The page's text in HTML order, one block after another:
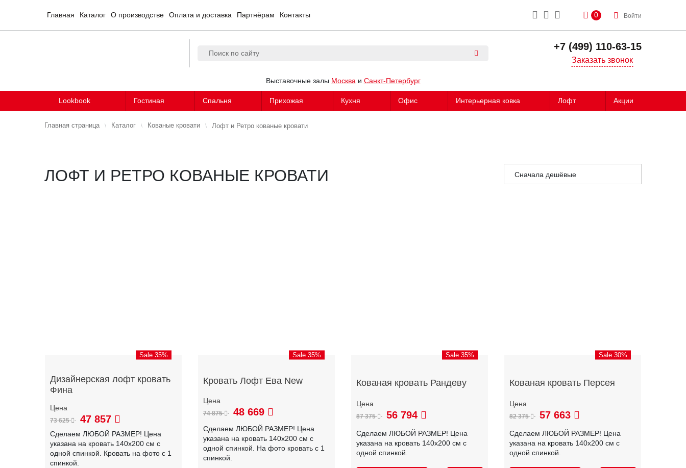
Главная Каталог О производстве Оплата и доставка Партнёрам Контакты 0 Войти
+7 (499) 110-63-15
Заказать звонок
Выставочные залы Москва и Санкт-Петербург
Lookbook Гостиная Спальня Прихожая Кухня Офис Интерьерная ковка Лофт Акции
Главная страница Каталог Кованые кровати Лофт и Ретро кованые кровати
ЛОФТ И РЕТРО КОВАНЫЕ КРОВАТИ
Сначала дешёвые
Sale 35%
Дизайнерская лофт кровать
Фина
73 625 47 857
Сделаем ЛЮБОЙ РАЗМЕР! Цена
указана на кровать 140х200 см с
одной спинкой. Кровать на фото с 1
спинкой.
Sale 35%
Кровать Лофт Ева New
74 875 48 669
Сделаем ЛЮБОЙ РАЗМЕР! Цена
указана на кровать 140х200 см с
одной спинкой. На фото кровать с 1
спинкой.
Sale 35%
Кованая кровать Рандеву
87 375 56 794
Сделаем ЛЮБОЙ РАЗМЕР! Цена
указана на кровать 140х200 см с
одной спинкой.
Sale 30%
Кованая кровать Персея
82 375 57 663
Сделаем ЛЮБОЙ РАЗМЕР! Цена
указана на кровать 140х200 см с
одной спинкой.